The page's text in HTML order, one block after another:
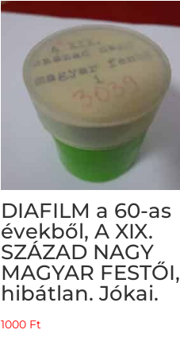
DIAFILM a 60-as
évekből, A XIX.
SZÁZAD NAGY
MAGYAR FESTŐI,
hibátlan. Jókai.
1000 Ft